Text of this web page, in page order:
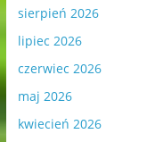
sierpień 2026
lipiec 2026
czerwiec 2026
maj 2026
kwiecień 2026